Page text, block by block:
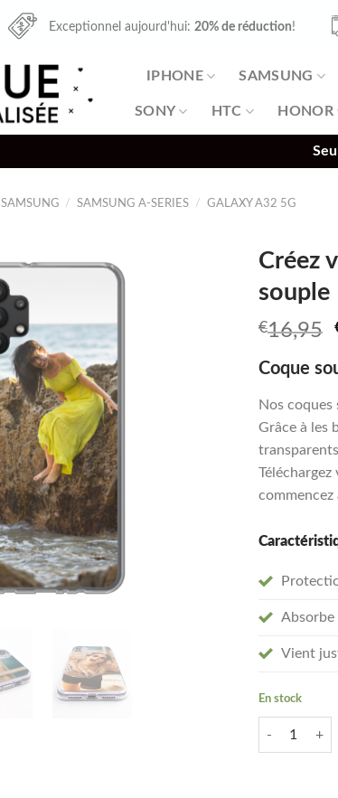
Exceptionnel aujourd'hui:20% de réduction!
IPHONE SAMSUNG
SONY HTC HONOR
SAMSUNG / SAMSUNG A-SERIES / GALAXY A32 5G
Créez
souple
€16,95
Coque
Nos
Grâce à les
Absorbe
Vient
En stock
quantité de